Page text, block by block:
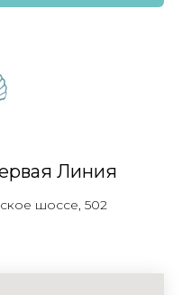
Линия
шоссе, 502